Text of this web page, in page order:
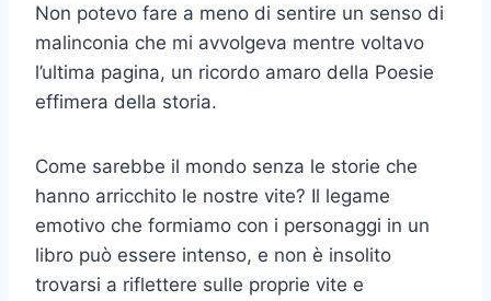
Non potevo fare a meno di sentire un senso di
malinconia che mi avvolgeva mentre voltavo
l’ultima pagina, un ricordo amaro della Poesie
effimera della storia.
Come sarebbe il mondo senza le storie che
hanno arricchito le nostre vite? Il legame
emotivo che formiamo con i personaggi in un
libro può essere intenso, e non è insolito
trovarsi a riflettere sulle proprie vite e